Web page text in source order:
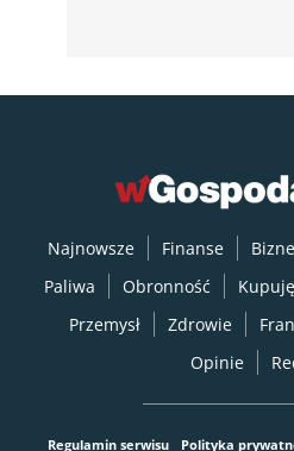
Najnowsze Finanse
Paliwa
Obronność
Przemysł
Zdrowie
Opinie
Regulamin serwisu Polityka